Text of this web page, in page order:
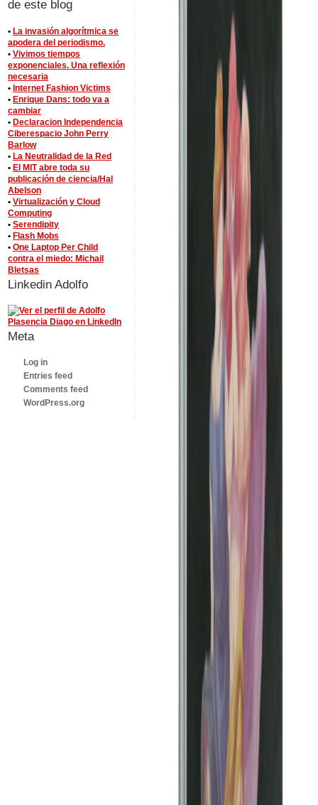
de este blog
• La invasión algorítmica se
apodera del periodismo.
• Vivimos tiempos
exponenciales. Una reflexión
necesaria
• Internet Fashion Victims
• Enrique Dans: todo va a
cambiar
• Declaracion Independencia
Ciberespacio John Perry
Barlow
• La Neutralidad de la Red
• El MIT abre toda su
publicación de ciencia/Hal
Abelson
• Virtualización y Cloud
Computing
• Serendipity
• Flash Mobs
• One Laptop Per Child
contra el miedo: Michail
Bletsas
Linkedin Adolfo
Meta
Log in
Entries feed
Comments feed
WordPress.org